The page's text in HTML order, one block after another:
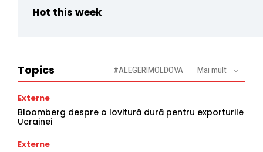
Hot this week
Topics #ALEGERIMOLDOVA Mai mult
Externe
Bloomberg despre o lovitură dură pentru exporturile
Ucrainei
Externe